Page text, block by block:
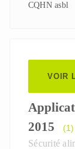
CQHN asbl
VOIR
2015
(1)
Sécurité